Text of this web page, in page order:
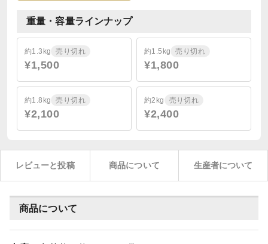
重量・容量ラインナップ
約1.3kg 売り切れ
¥1,500
約1.5kg 売り切れ
¥1,800
約1.8kg 売り切れ
¥2,100
約2kg 売り切れ
¥2,400
レビューと投稿 商品について 生産者について
商品について